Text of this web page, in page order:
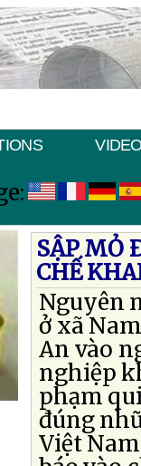
SẬP MỎ
CHẾ
Nguyên
ở xã
An vào
nghiệp
phạm
đúng
Việt